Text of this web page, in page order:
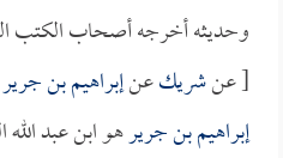
وحديثه أخرجه أصحاب الكتب
[ عنشريكعنإبراهيم بن جرير
إبراهيم بن جريرهو ابن عبد